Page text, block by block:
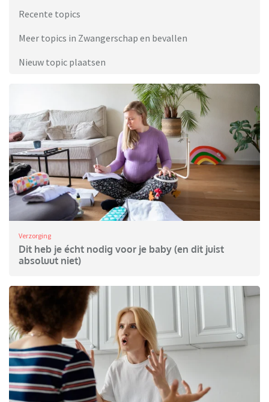
Recente topics
Meer topics in Zwangerschap en bevallen
Nieuw topic plaatsen
Verzorging
Dit heb je écht nodig voor je baby (en dit juist
absoluut niet)